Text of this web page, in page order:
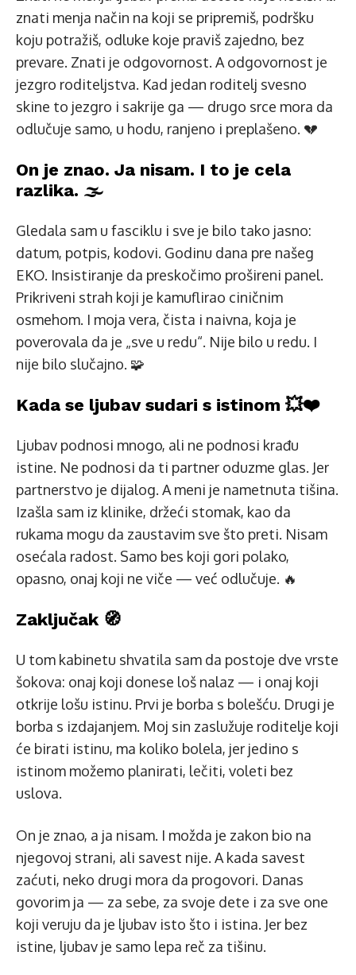
znati menja način na koji se pripremiš, podršku
koju potražiš, odluke koje praviš zajedno, bez
prevare. Znati je odgovornost. A odgovornost je
jezgro roditeljstva. Kad jedan roditelj svesno
skine to jezgro i sakrije ga — drugo srce mora da
odlučuje samo, u hodu, ranjeno i preplašeno. 💔
On je znao. Ja nisam. I to je cela
razlika. 🌫️
Gledala sam u fasciklu i sve je bilo tako jasno:
datum, potpis, kodovi. Godinu dana pre našeg
EKO. Insistiranje da preskočimo prošireni panel.
Prikriveni strah koji je kamuflirao ciničnim
osmehom. I moja vera, čista i naivna, koja je
poverovala da je „sve u redu“. Nije bilo u redu. I
nije bilo slučajno. 🧩
Kada se ljubav sudari s istinom 💥❤️
Ljubav podnosi mnogo, ali ne podnosi krađu
istine. Ne podnosi da ti partner oduzme glas. Jer
partnerstvo je dijalog. A meni je nametnuta tišina.
Izašla sam iz klinike, držeći stomak, kao da
rukama mogu da zaustavim sve što preti. Nisam
osećala radost. Samo bes koji gori polako,
opasno, onaj koji ne viče — već odlučuje. 🔥
Zaključak 🧭
U tom kabinetu shvatila sam da postoje dve vrste
šokova: onaj koji donese loš nalaz — i onaj koji
otkrije lošu istinu. Prvi je borba s bolešću. Drugi je
borba s izdajanjem. Moj sin zaslužuje roditelje koji
će birati istinu, ma koliko bolela, jer jedino s
istinom možemo planirati, lečiti, voleti bez
uslova.
On je znao, a ja nisam. I možda je zakon bio na
njegovoj strani, ali savest nije. A kada savest
zaćuti, neko drugi mora da progovori. Danas
govorim ja — za sebe, za svoje dete i za sve one
koji veruju da je ljubav isto što i istina. Jer bez
istine, ljubav je samo lepa reč za tišinu.